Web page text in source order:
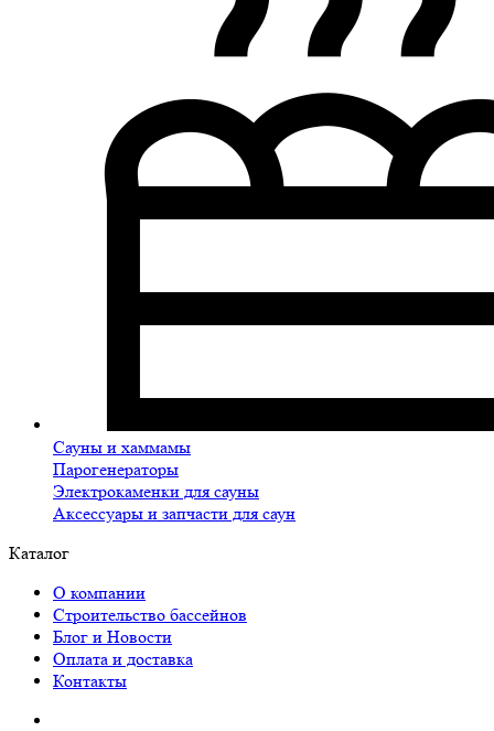
Сауны и хаммамы
Парогенераторы
Электрокаменки для сауны
Аксессуары и запчасти для саун
Каталог
О компании
Строительство бассейнов
Блог и Новости
Оплата и доставка
Контакты